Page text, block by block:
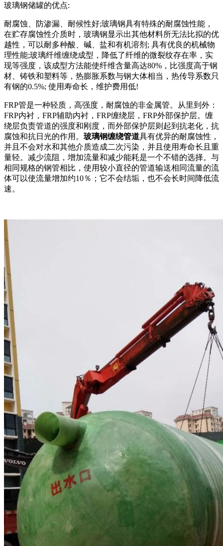
玻璃钢储罐的优点:
耐腐蚀、防渗漏、耐候性好;玻璃钢具有特殊的耐腐蚀性能，
在贮存腐蚀性介质时，玻璃钢显示出其他材料所无法比拟的优
越性，可以耐多种酸、碱、盐和有机溶剂; 具有优良的机械物
理性能;玻璃纤维缠绕成型，降低了纤维的微裂纹存在率，实
现等强度，该成型方法能使纤维含量高达80%，比强度高于钢
材、铸铁和塑料等，热膨胀系数与钢大体相当，热传导系数只
有钢的0.5%; 使用寿命长，维护费用低!
FRP管是一种轻质，高强度，耐腐蚀的非金属管。从里到外：
FRP内衬，FRP辅助内衬，FRP缠绕层，FRP外部保护层。缠
绕层负责管道的强度和刚度，而外部保护层则起到抗老化，抗
腐蚀和抗日光的作用。 玻璃钢缠绕管道具有优异的耐腐蚀性，
并且不会对水和其他介质造成二次污染，并且使用寿命长且重
量轻。减少流阻，增加流量和减少能耗是一个不错的选择。与
相同规格的钢管相比，使用较小直径的管道输送相同流量的流
体可以使流量增加约10％；它不会结垢，也不会长时间降低流
速。